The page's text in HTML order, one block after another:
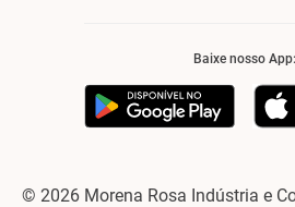
Baixe nosso App:
© 2026 Morena Rosa Indústria e